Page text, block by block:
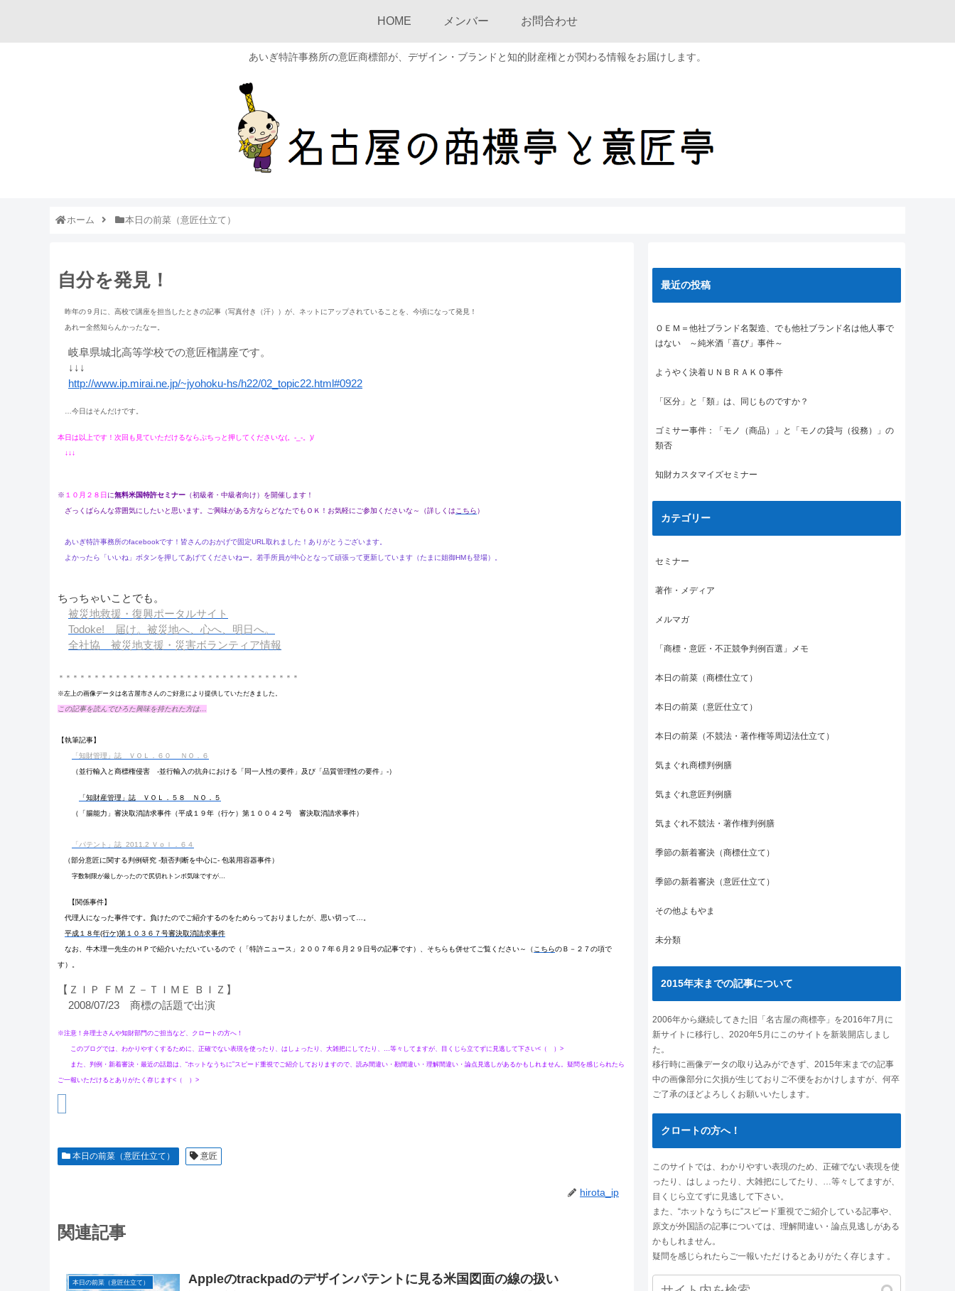
あいぎ特許事務所の意匠商標部が、デザイン・ブランドと知的財産権とが関わる情報をお届けします。
HOME メンバー お問合わせ
ホーム 本日の前菜（意匠仕立て）
自分を発見！
昨年の９月に、高校で講座を担当したときの記事（写真付き（汗））が、ネットにアップされていることを、今頃になって発見！
あれー全然知らんかったなー。
岐阜県城北高等学校での意匠権講座です。
↓↓↓
http://www.ip.mirai.ne.jp/~jyohoku-hs/h22/02_topic22.html#0922
…今日はそんだけです。
本日は以上です！次回も見ていただけるならぷちっと押してくださいな(。-_-。)/
↓↓↓
※ １０月２８日 に無料米国特許セミナー （初級者・中級者向け）を開催します！
ざっくばらんな雰囲気にしたいと思います。ご興味がある方ならどなたでもＯＫ！お気軽にご参加くださいな～（詳しくはこちら）
あいぎ特許事務所のfacebookです！皆さんのおかげで固定URL取れました！ありがとうございます。
よかったら「いいね」ボタンを押してあげてくださいねー。若手所員が中心となって頑張って更新しています（たまに姐御HMも登場）。
ちっちゃいことでも。
被災地救援・復興ポータルサイト
Todoke! 届け。被災地へ、心へ、明日へ。
全社協 被災地支援・災害ボランティア情報
＊＊＊＊＊＊＊＊＊＊＊＊＊＊＊＊＊＊＊＊＊＊＊＊＊＊＊＊＊＊＊＊＊＊
※左上の画像データは名古屋市さんのご好意により提供していただきました。
この記事を読んでひろた興味を持たれた方は…
【執筆記事】
「知財管理」誌
ＶＯＬ．６０ ＮＯ．６
（並行輸入と商標権侵害 -並行輸入の抗弁における「同一人性の要件」及び「品質管理性の要件」-）
「知財産管理」誌 ＶＯＬ．５８ ＮＯ．５
（「腸能力」審決取消請求事件（平成１９年（行ケ）第１００４２号 審決取消請求事件）
「パテント」誌 2011.2 Ｖｏｌ．６４
（部分意匠に関する判例研究 -類否判断を中心に- 包装用容器事件）
字数制限が厳しかったので尻切れトンボ気味ですが…
【関係事件】
代理人になった事件です。負けたのでご紹介するのをためらっておりましたが、思い切って…。
平成１８年(行ケ)第１０３６７号審決取消請求事件
なお、牛木理一先生のＨＰで紹介いただいているので（「特許ニュース」２００７年６月２９日号の記事です）、そちらも併せてご覧ください～（こちらのＢ－２７の項で
す）。
【ＺＩＰ ＦＭ Ｚ－ＴＩＭＥ ＢＩＺ】
2008/07/23 商標の話題で出演
※注意！弁理士さんや知財部門のご担当など、クロートの方へ！
このブログでは、わかりやすくするために、正確でない表現を使ったり、はしょったり、大雑把にしてたり、…等々してますが、目くじら立てずに見逃して下さい<（ ）>
また、判例・新着審決・最近の話題は、“ホットなうちに”スピード重視でご紹介しておりますので、読み間違い・勘間違い・理解間違い・論点見逃しがあるかもしれません。疑問を感じられたら
ご一報いただけるとありがたく存じます<（ ）>
本日の前菜（意匠仕立て） 意匠
hirota_ip
関連記事
本日の前菜（意匠仕立て） Appleのtrackpadのデザインパテントに見る米国図面の線の扱い
最近の投稿
ＯＥＭ＝他社ブランド名製造、でも他社ブランド名は他人事で
はない ～純米酒「喜び」事件～
ようやく決着ＵＮＢＲＡＫＯ事件
「区分」と「類」は、同じものですか？
ゴミサー事件：「モノ（商品）」と「モノの貸与（役務）」の
類否
知財カスタマイズセミナー
カテゴリー
セミナー
著作・メディア
メルマガ
「商標・意匠・不正競争判例百選」メモ
本日の前菜（商標仕立て）
本日の前菜（意匠仕立て）
本日の前菜（不競法・著作権等周辺法仕立て）
気まぐれ商標判例膳
気まぐれ意匠判例膳
気まぐれ不競法・著作権判例膳
季節の新着審決（商標仕立て）
季節の新着審決（意匠仕立て）
その他よもやま
未分類
2015年末までの記事について
2006年から継続してきた旧「名古屋の商標亭」を2016年7月に
新サイトに移行し、2020年5月にこのサイトを新装開店しまし
た。
移行時に画像データの取り込みができず、2015年末までの記事
中の画像部分に欠損が生じておりご不便をおかけしますが、何卒
ご了承のほどよろしくお願いいたします。
クロートの方へ！
このサイトでは、わかりやすい表現のため、正確でない表現を使
ったり、はしょったり、大雑把にしてたり、…等々してますが、
目くじら立てずに見逃して下さい。
また、“ホットなうちに”スピード重視でご紹介している記事や、
原文が外国語の記事については、理解間違い・論点見逃しがある
かもしれません。
疑問を感じられたらご一報いただ けるとありがたく存じます 。